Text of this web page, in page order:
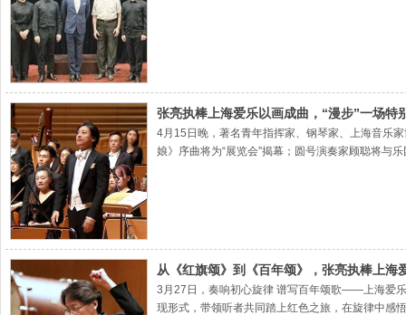
张亮执棒上海爱乐以画成曲，“漫步”一场特
4月15日晚，著名青年指挥家、钢琴家、上海音乐
娘》序曲将为“展览会”揭幕；圆号演奏家顾聪将与
从《红旗颂》到《百年颂》，张亮执棒上海
3月27日，奏响初心旋律 谱写百年颂歌——上海爱乐
现形式，带领听者共同踏上红色之旅，在旋律中感